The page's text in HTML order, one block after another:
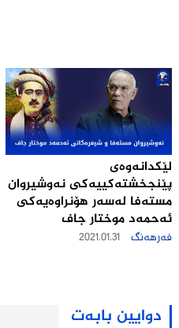
لێكدانه‌وه‌ی
پێنجخشته‌كییه‌كی نه‌وشیروان
مسته‌فا له‌سه‌ر هۆنراوه‌یه‌كی
ئه‌حمه‌د موختار جاف
فەرهەنگ 2021.01.31
دوایین بابەت